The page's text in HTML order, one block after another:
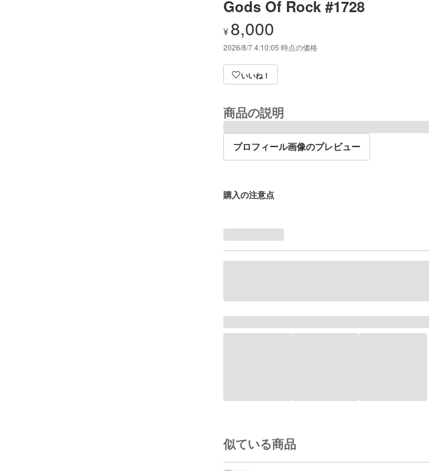
Gods Of Rock #1728
¥ 8,000
2026/8/7 4:10:05 時点の価格
いいね！
商品の説明
プロフィール画像のプレビュー
購入の注意点
似ている商品